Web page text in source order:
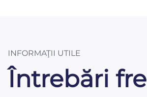
INFORMAŢII UTILE
Întrebări